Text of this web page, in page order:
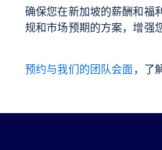
确保您在新加坡的薪酬和福
规和市场预期的方案，增强
预约与我们的团队会面 ，了